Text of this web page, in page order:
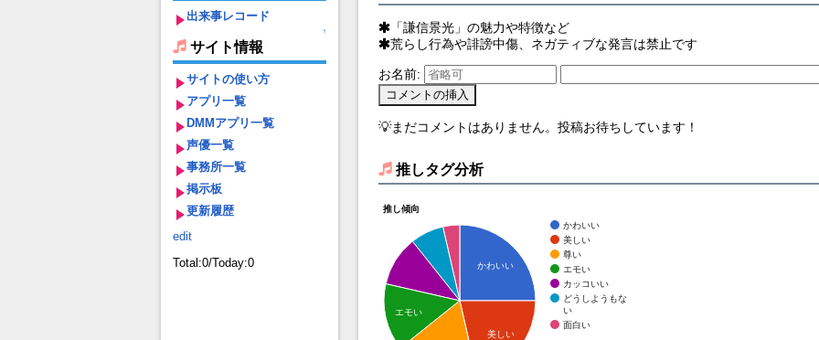
出来事レコード
↑
サイト情報
サイトの使い方
アプリ一覧
DMMアプリ一覧
声優一覧
事務所一覧
掲示板
更新履歴
edit
Total:0/Today:0
「謙信景光」の魅力や特徴など
荒らし行為や誹謗中傷、ネガティブな発言は禁止です
お名前:
💡まだコメントはありません。投稿お待ちしています！
推しタグ分析
推し傾向
かわいい
美しい
尊い
エモい
カッコいい
どうしようもな
い
面白い
かわいい
美しい
エモい